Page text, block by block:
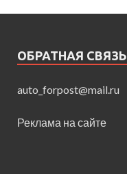
ОБРАТНАЯ СВЯЗЬ
auto_forpost@mail.ru
Реклама на сайте